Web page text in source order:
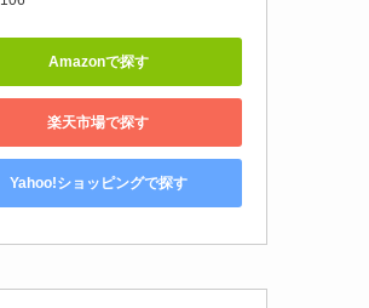
Amazonで探す
楽天市場で探す
Yahoo!ショッピングで探す